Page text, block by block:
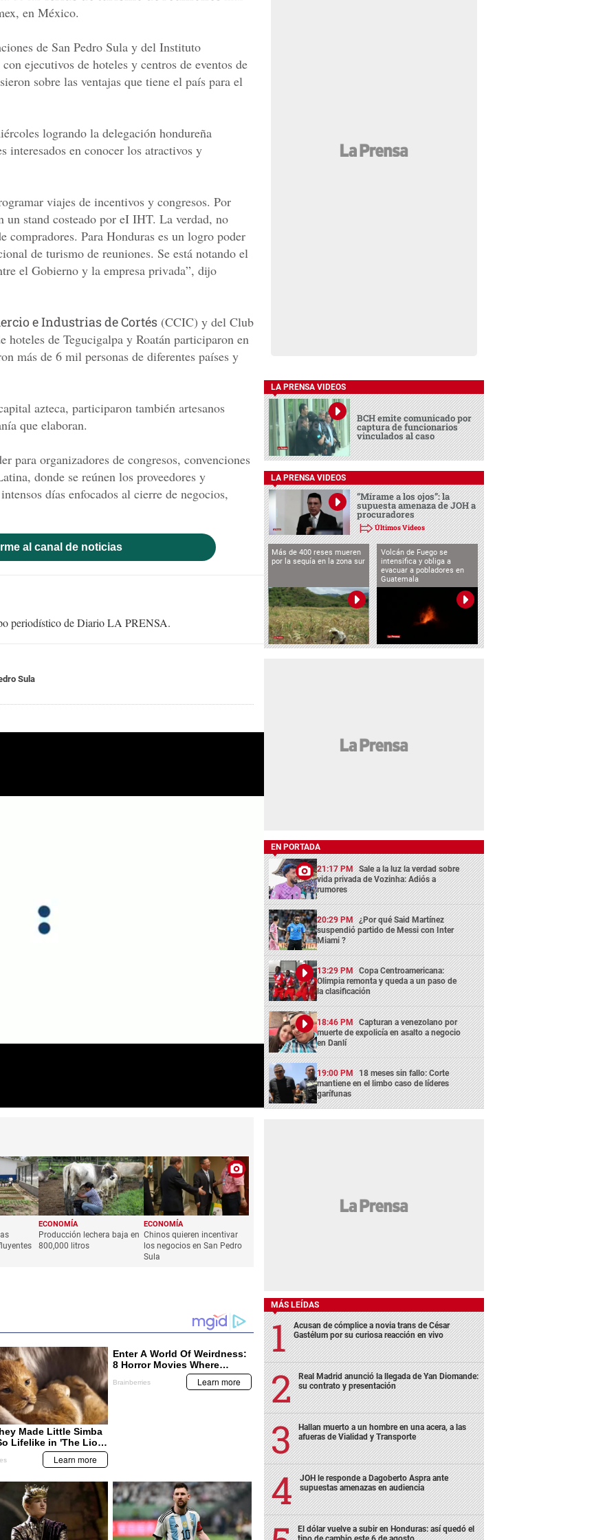
en México.
de San Pedro Sula y del Instituto
ejecutivos de hoteles y centros de eventos de
sobre las ventajas que tiene el país para el
logrando la delegación hondureña
interesados en conocer los atractivos y
viajes de incentivos y congresos. Por
un stand costeado por eI IHT. La verdad, no
compradores. Para Honduras es un logro poder
de turismo de reuniones. Se está notando el
el Gobierno y la empresa privada”, dijo
e Industrias de Cortés (CCIC) y del Club
hoteles de Tegucigalpa y Roatán participaron en
más de 6 mil personas de diferentes países y
azteca, participaron también artesanos
que elaboran.
para organizadores de congresos, convenciones
donde se reúnen los proveedores y
días enfocados al cierre de negocios,
al canal de noticias
periodístico de Diario LA PRENSA.
Sula
Producción lechera baja en
800,000 litros
Chinos quieren incentivar
los negocios en San Pedro
Sula
LA PRENSA VIDEOS
BCH emite comunicado por
captura de funcionarios
vinculados al caso
LA PRENSA VIDEOS
“Mírame a los ojos”: la
supuesta amenaza de JOH a
procuradores
Últimos Videos
Más de 400 reses mueren
por la sequía en la zona sur
Volcán de Fuego se
intensifica y obliga a
evacuar a pobladores en
Guatemala
EN PORTADA
21:17 PM Sale a la luz la verdad sobre
vida privada de Vozinha: Adiós a
rumores
20:29 PM ¿Por qué Said Martínez
suspendió partido de Messi con Inter
Miami ?
13:29 PM Copa Centroamericana:
Olimpia remonta y queda a un paso de
la clasificación
18:46 PM Capturan a venezolano por
muerte de expolicía en asalto a negocio
en Danlí
19:00 PM 18 meses sin fallo: Corte
mantiene en el limbo caso de líderes
garífunas
MÁS LEÍDAS
Acusan de cómplice a novia trans de César
Gastélum por su curiosa reacción en vivo
Real Madrid anunció la llegada de Yan Diomande:
su contrato y presentación
Hallan muerto a un hombre en una acera, a las
afueras de Vialidad y Transporte
JOH le responde a Dagoberto Aspra ante
supuestas amenazas en audiencia
El dólar vuelve a subir en Honduras: así quedó el